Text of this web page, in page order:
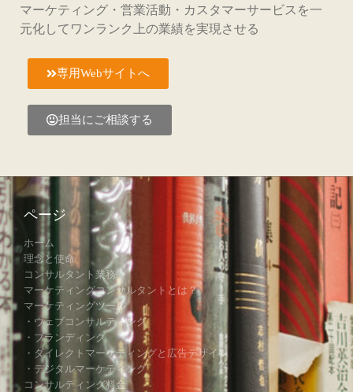
マーケティング・営業活動・カスタマーサービスを一
元化してワンランク上の業績を実現させる
専用Webサイトへ
担当にご相談する
ページ
ホーム
理念と使命
コンサルタント業務
マーケティングコンサルタントとは？
マーケティングツール
・ウェブコンサルティング
・ブランディング
・ダイレクトマーケティングと広告デザイン
・デジタルマーケティング
コンサルティング料金